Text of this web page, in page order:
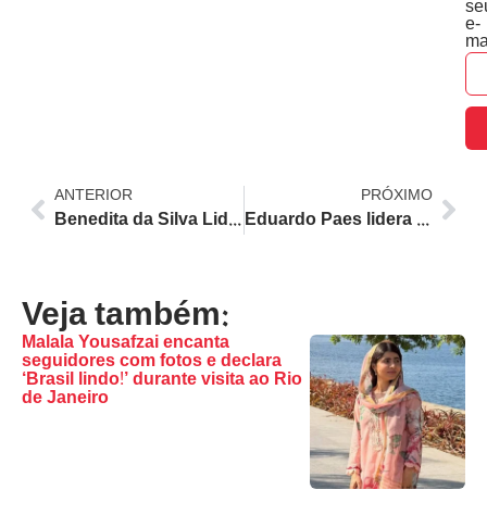
e-
ANTERIOR
Benedita da Silva Lidera Pesquisa para o Senado no RJ; Crivella e Canella em Empate Técnico, Aponta Paraná Pesquisas
PRÓXIMO
Eduardo Paes lidera pesquisa para governo do RJ e mira vitória em primeiro turno com 54,2%
Veja também:
Malala Yousafzai encanta
seguidores com fotos e declara
‘Brasil lindo!’ durante visita ao Rio
de Janeiro